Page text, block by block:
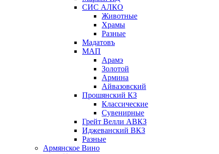
СИС АЛКО
Животные
Храмы
Разные
Мадатовъ
МАП
Арамэ
Золотой
Армина
Айвазовский
Прошянский КЗ
Классические
Сувенирные
Грейт Велли АВКЗ
Иджеванский ВКЗ
Разные
Армянское Вино